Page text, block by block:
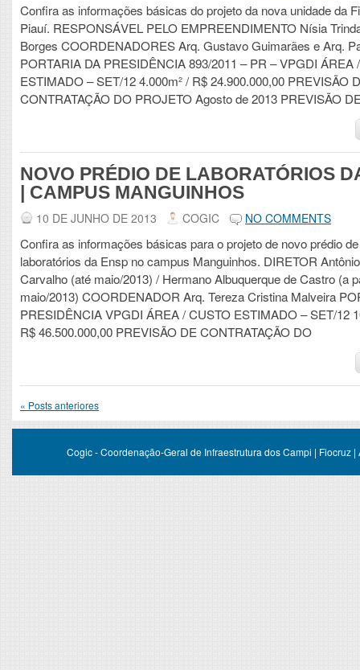
Confira as informações básicas do projeto da nova unidade da
Piauí. RESPONSÁVEL PELO EMPREENDIMENTO Nísia
Borges COORDENADORES Arq. Gustavo Guimarães e Arq.
PORTARIA DA PRESIDÊNCIA 893/2011 – PR – VPGDI ÁREA
ESTIMADO – SET/12 4.000m² / R$ 24.900.000,00 PREVISÃO
CONTRATAÇÃO DO PROJETO Agosto de 2013 PREVISÃO
NOVO PRÉDIO DE LABORATÓRIOS
| CAMPUS MANGUINHOS
10 DE JUNHO DE 2013 COGIC NO COMMENTS
Confira as informações básicas para o projeto de novo prédio de
laboratórios da Ensp no campus Manguinhos. DIRETOR
Carvalho (até maio/2013) / Hermano Albuquerque de Castro (a
maio/2013) COORDENADOR Arq. Tereza Cristina Malveira
PRESIDÊNCIA VPGDI ÁREA / CUSTO ESTIMADO – SET/12
R$ 46.500.000,00 PREVISÃO DE CONTRATAÇÃO DO
« Posts anteriores
Cogic - Coordenação-Geral de Infraestrutura dos Campi | Fiocruz